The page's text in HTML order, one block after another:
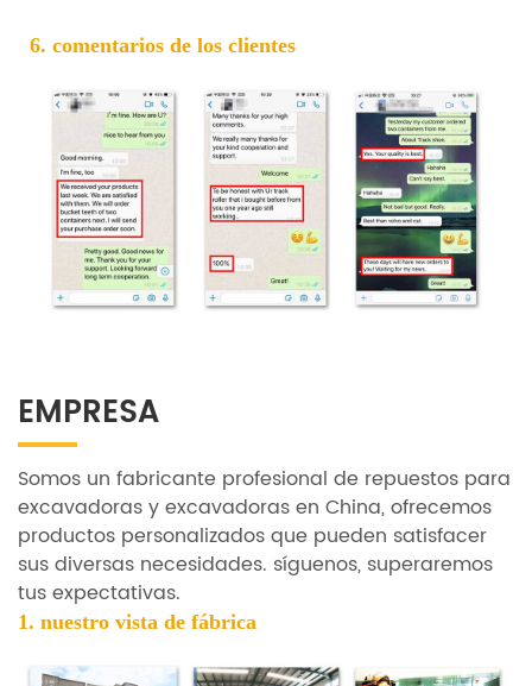
6. comentarios de los clientes
EMPRESA
Somos un fabricante profesional de repuestos para
excavadoras y excavadoras en China, ofrecemos
productos personalizados que pueden satisfacer
sus diversas necesidades. síguenos, superaremos
tus expectativas.
1. nuestro vista de fábrica